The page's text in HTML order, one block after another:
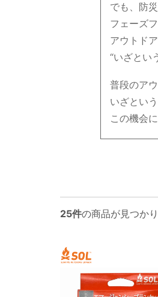
でも、防
フェーズ
アウトド
“いざとい
普段のア
いざとい
この機会
25件の商品が見つか